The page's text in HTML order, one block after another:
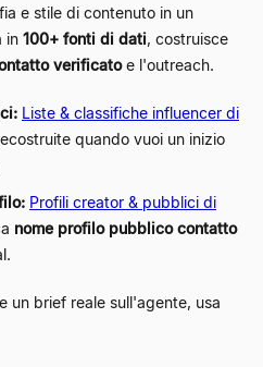
e stile di contenuto in un
in 100+ fonti di dati, costruisce
verificatoe l'outreach.
Liste & classifiche influencer di
quando vuoi un inizio
Profili creator & pubblici di
nome profilo pubblico contatto
un brief reale sull'agente, usa